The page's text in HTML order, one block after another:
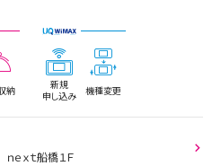
納
新規
申し込み
機種変更
ｅｘｔ船橋１Ｆ